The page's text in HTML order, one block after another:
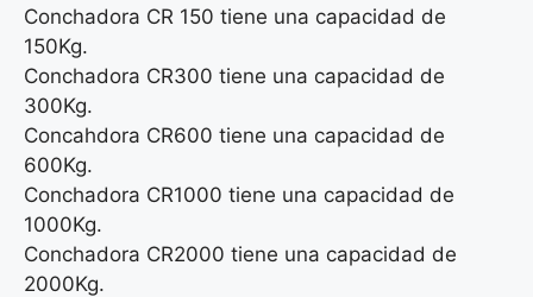
Conchadora CR 150 tiene una capacidad de
150Kg.
Conchadora CR300 tiene una capacidad de
300Kg.
Concahdora CR600 tiene una capacidad de
600Kg.
Conchadora CR1000 tiene una capacidad de
1000Kg.
Conchadora CR2000 tiene una capacidad de
2000Kg.